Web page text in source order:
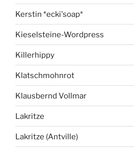
Kerstin *ecki'soap*
Kieselsteine-Wordpress
Killerhippy
Klatschmohnrot
Klausbernd Vollmar
Lakritze
Lakritze (Antville)